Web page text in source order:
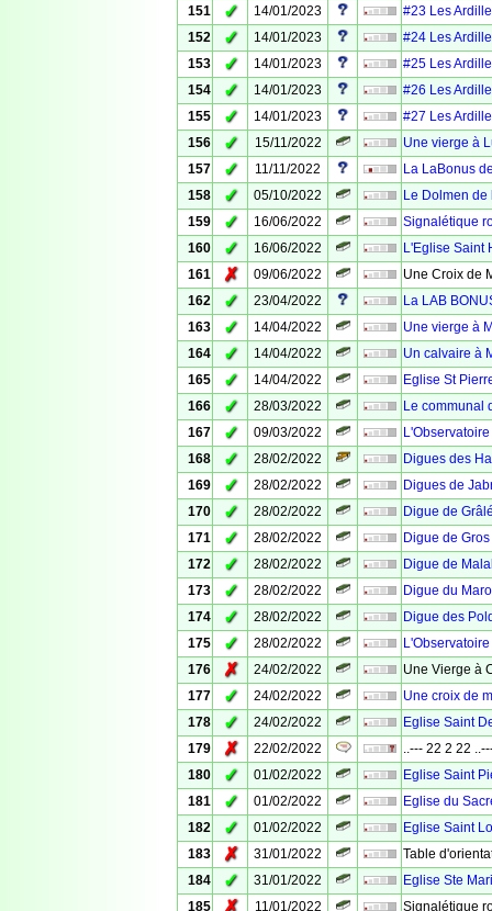
151
✓ 14/01/2023
#23 Les
152
✓ 14/01/2023
#24 Les
153
✓ 14/01/2023
#25 Les
154
✓ 14/01/2023
#26 Les
155
✓ 14/01/2023
#27 Les
156
✓ 15/11/2022
Une vierge à
157
✓ 11/11/2022
La LaBonus
158
✓ 05/10/2022
Le Dolmen
159
✓ 16/06/2022
Signalétique
160
✓ 16/06/2022
L'Eglise Saint
161
✗ 09/06/2022
Une Croix de
162
✓ 23/04/2022
La LAB
163
✓ 14/04/2022
Une vierge à
164
✓ 14/04/2022
Un calvaire à
165
✓ 14/04/2022
Eglise St
166
✓ 28/03/2022
Le communal
167
✓ 09/03/2022
168
✓ 28/02/2022
Digues des
169
✓ 28/02/2022
Digues de
170
✓ 28/02/2022
Digue de
171
✓ 28/02/2022
Digue de
172
✓ 28/02/2022
Digue de
173
✓ 28/02/2022
Digue du
174
✓ 28/02/2022
Digue des
175
✓ 28/02/2022
176
✗ 24/02/2022
Une Vierge à
177
✓ 24/02/2022
Une croix de
178
✓ 24/02/2022
Eglise Saint
179
✗ 22/02/2022
..--- 22 2 22
180
✓ 01/02/2022
Eglise Saint
181
✓ 01/02/2022
Eglise du
182
✓ 01/02/2022
Eglise Saint
183
✗ 31/01/2022
Table
184
✓ 31/01/2022
Eglise Ste
185
11/01/2022
Signalétique